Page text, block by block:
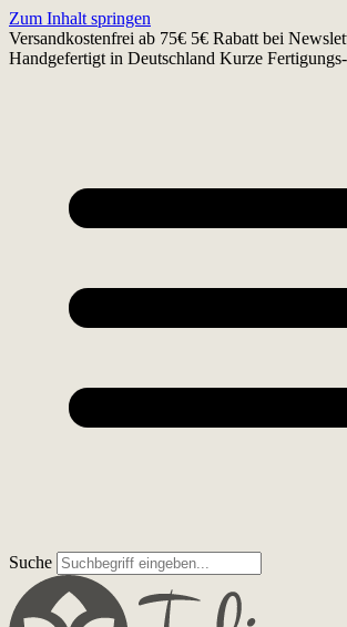
Zum Inhalt springen
Versandkostenfrei ab 75€ 5€ Rabatt bei
Handgefertigt in Deutschland Kurze
Suche